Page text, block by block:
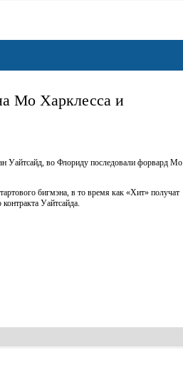
Мо Харклесса и
Уайтсайд, во Флориду последовали форвард Мо
бигмэна, в то время как «Хит» получат
Уайтсайда.